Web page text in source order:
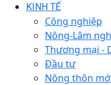
KINH TẾ
Công nghiệp
Nông-Lâm
Thương mại -
Đầu tư
Nông thôn